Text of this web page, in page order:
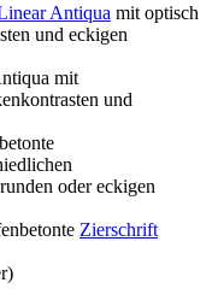
Antiqua mit optisch
und eckigen
mit
und
oder eckigen
Zierschrift